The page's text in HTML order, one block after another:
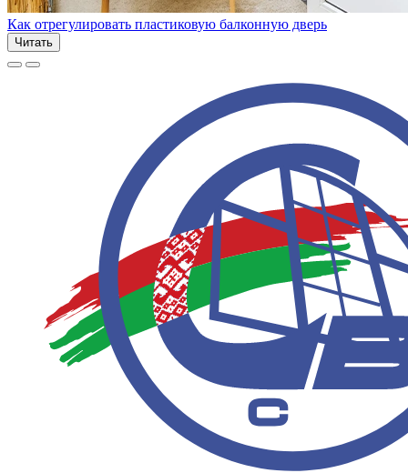
Как отрегулировать пластиковую балконную дверь
Читать